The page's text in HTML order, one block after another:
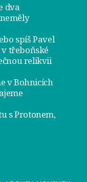
dva
spíš Pavel
vtřeboňské
relikvii
v Bohnicích
s Protonem,